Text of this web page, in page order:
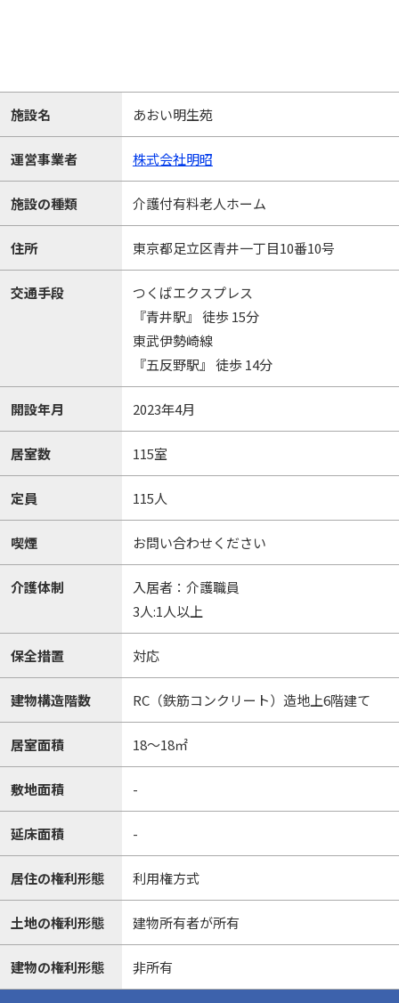
施設名 あおい明生苑
運営事業者 株式会社明昭
施設の種類 介護付有料老人ホーム
住所 東京都足立区青井一丁目10番10号
交通手段
つくばエクスプレス
『青井駅』 徒歩 15分
東武伊勢崎線
『五反野駅』 徒歩 14分
開設年月 2023年4月
居室数 115室
定員 115人
喫煙 お問い合わせください
介護体制
入居者：介護職員
3人:1人以上
保全措置 対応
建物構造階数 RC（鉄筋コンクリート）造地上6階建て
居室面積 18～18㎡
敷地面積 -
延床面積 -
居住の権利形態 利用権方式
土地の権利形態 建物所有者が所有
建物の権利形態 非所有